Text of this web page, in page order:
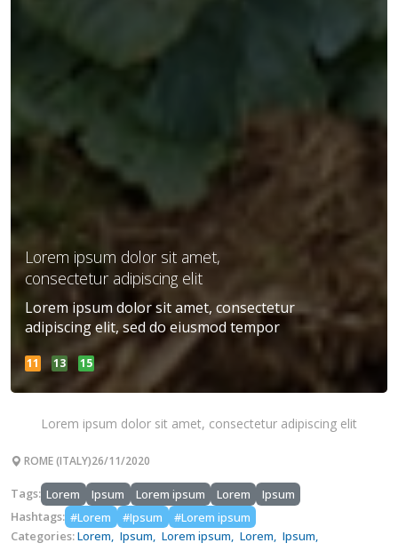
Lorem ipsum dolor sit amet,
consectetur adipiscing elit
Lorem ipsum dolor sit amet, consectetur
adipiscing elit, sed do eiusmod tempor
Lorem ipsum dolor sit amet, consectetur adipiscing elit
ROME (ITALY)26/11/2020
Tags: Lorem Ipsum Lorem ipsum Lorem
Ipsum
Hashtags: #Lorem #Ipsum
#Lorem ipsum
Categories:Lorem, Ipsum, Lorem ipsum, Lorem, Ipsum,